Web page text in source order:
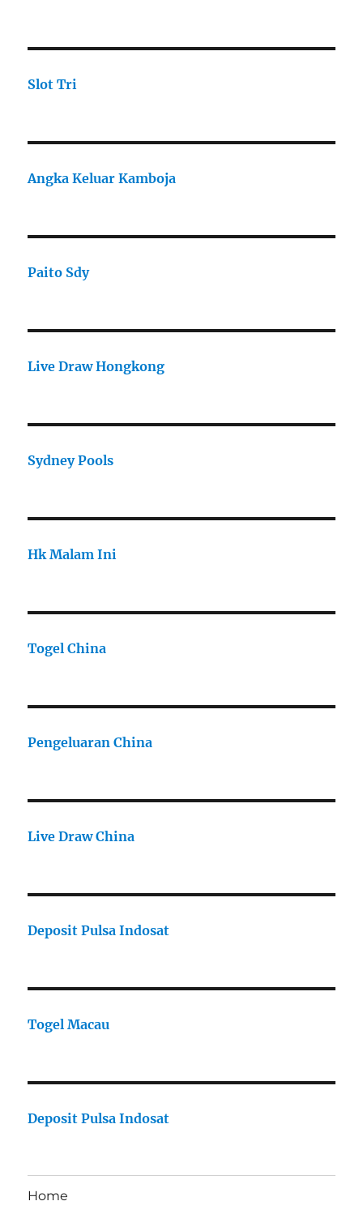
Slot Tri
Angka Keluar Kamboja
Paito Sdy
Live Draw Hongkong
Sydney Pools
Hk Malam Ini
Togel China
Pengeluaran China
Live Draw China
Deposit Pulsa Indosat
Togel Macau
Deposit Pulsa Indosat
Home